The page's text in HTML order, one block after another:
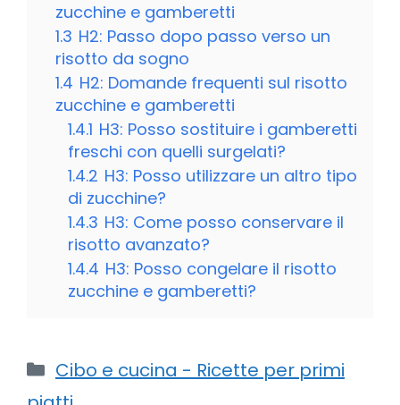
zucchine e gamberetti
1.3 H2: Passo dopo passo verso un
risotto da sogno
1.4 H2: Domande frequenti sul risotto
zucchine e gamberetti
1.4.1 H3: Posso sostituire i gamberetti
freschi con quelli surgelati?
1.4.2 H3: Posso utilizzare un altro tipo
di zucchine?
1.4.3 H3: Come posso conservare il
risotto avanzato?
1.4.4 H3: Posso congelare il risotto
zucchine e gamberetti?
Categorie
Cibo e cucina - Ricette per primi